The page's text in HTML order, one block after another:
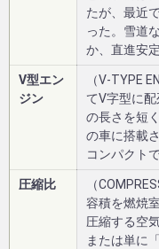
たが、最近
った。雪道
か、直進安
V型エン
ジン
（V-TYPE
てV字型に
の長さを短
の車に搭載
コンパクト
圧縮比
（
容積を燃焼
圧縮する空
または単に